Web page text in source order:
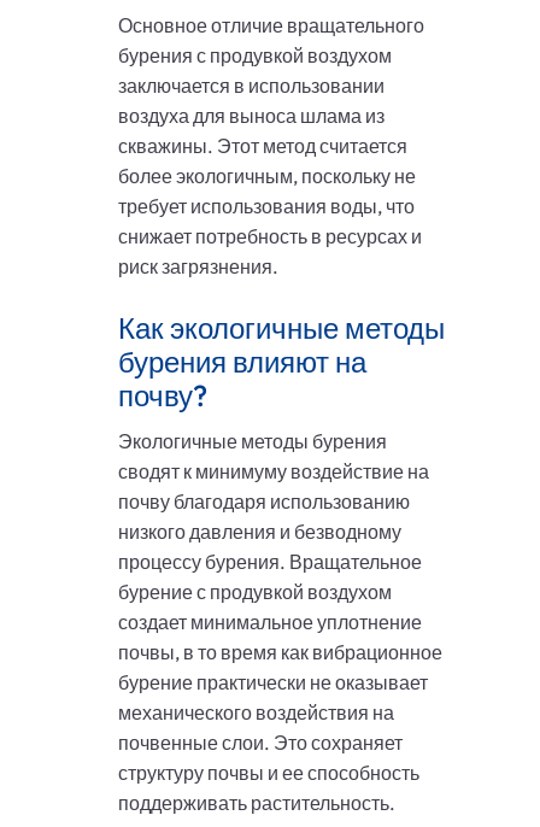
Основное отличие вращательного
бурения с продувкой воздухом
заключается в использовании
воздуха для выноса шлама из
скважины. Этот метод считается
более экологичным, поскольку не
требует использования воды, что
снижает потребность в ресурсах и
риск загрязнения.
Как экологичные методы
бурения влияют на
почву?
Экологичные методы бурения
сводят к минимуму воздействие на
почву благодаря использованию
низкого давления и безводному
процессу бурения. Вращательное
бурение с продувкой воздухом
создает минимальное уплотнение
почвы, в то время как вибрационное
бурение практически не оказывает
механического воздействия на
почвенные слои. Это сохраняет
структуру почвы и ее способность
поддерживать растительность.